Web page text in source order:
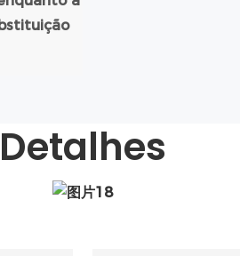
Detalhes